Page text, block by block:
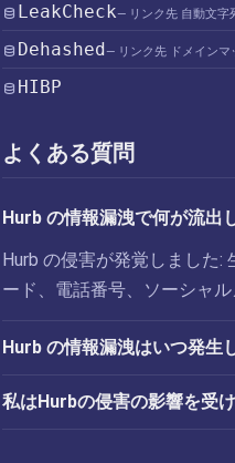
LeakCheck— リンク先 自動文字
Dehashed— リンク先 ドメインマ
HIBP
よくある質問
Hurb の情報漏洩で何が流出
Hurb の侵害が発覚しました:
ード、電話番号、ソーシャル
Hurb の情報漏洩はいつ発生
私はHurbの侵害の影響を受